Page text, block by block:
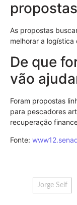
As propostas
melhorar a
De que
vão
Foram propostas
para pescadores
recuperação
Fonte:
Jorge Seif